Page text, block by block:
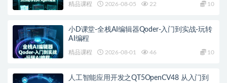
精品课程 2026-08-05 22 10
小D课堂-全栈AI编辑器Qoder-入门到实战-玩转
AI编程
精品课程 2026-08-01 46 10
人工智能应用开发之QT5OpenCV48 从入门到